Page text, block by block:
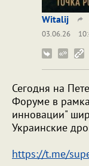
Witalij
03.06.26
Сегодня на
Форуме в
инновации"
Украинские
https://t.me/